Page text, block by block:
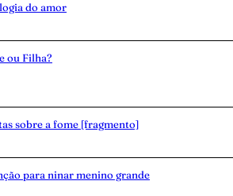
do amor
ou Filha?
sobre a fome [fragmento]
para ninar menino grande